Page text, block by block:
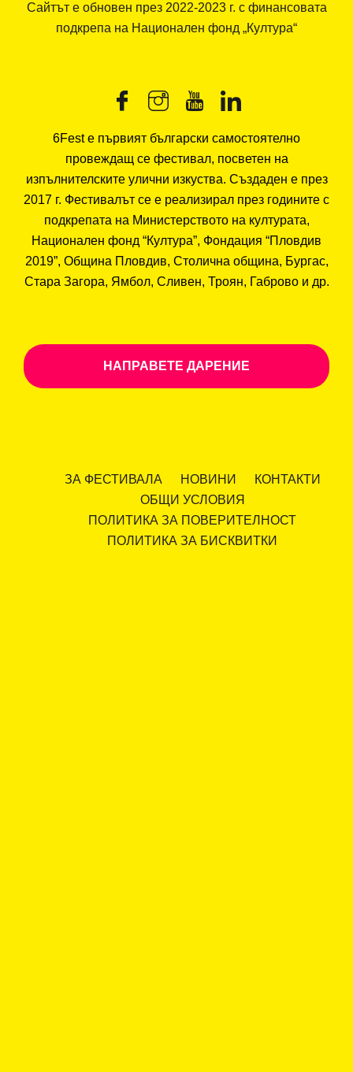
Сайтът е обновен през 2022-2023 г. с финансовата
подкрепа на Национален фонд „Култура“
6Fest е първият български самостоятелно
провеждащ се фестивал, посветен на
изпълнителските улични изкуства. Създаден е през
2017 г. Фестивалът се е реализирал през годините с
подкрепата на Министерството на културата,
Национален фонд “Култура”, Фондация “Пловдив
2019”, Община Пловдив, Столична община, Бургас,
Стара Загора, Ямбол, Сливен, Троян, Габрово и др.
НАПРАВЕТЕ ДАРЕНИЕ
ЗА ФЕСТИВАЛА НОВИНИ
КОНТАКТИ
ОБЩИ УСЛОВИЯ
ПОЛИТИКА ЗА ПОВЕРИТЕЛНОСТ
ПОЛИТИКА ЗА БИСКВИТКИ